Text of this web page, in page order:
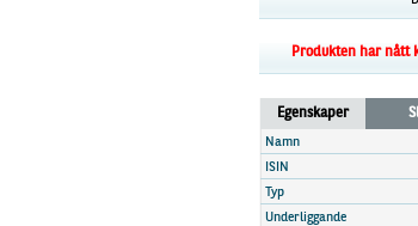
Stoppade & förfallna produkter
Kunskapscentra+
Produkten har nått
Egenskaper
Namn
ISIN
Typ
Underliggande